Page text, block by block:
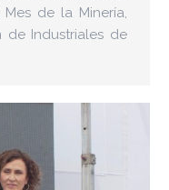
de la Minería,
de Industriales de